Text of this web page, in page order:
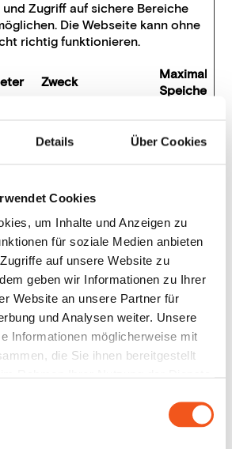
Details Über Cookies
Cookies
um Inhalte und Anzeigen zu
für soziale Medien anbieten
auf unsere Website zu
geben wir Informationen zu Ihrer
Website an unsere Partner für
und Analysen weiter. Unsere
Informationen möglicherweise mit
die Sie ihnen bereitgestellt
Zugriff auf sichere Bereiche
Die Webseite kann ohne
richtig funktionieren.
Zweck
Maximale
Zustimmungsstatu
s des Benutzers für
Behält die
Zustände des
Benutzers bei allen
Seitenanfragen
bei.
Anstehend Sitzung
ermöglichen einer Webseite sich